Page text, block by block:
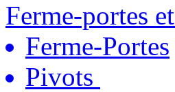
Ferme-portes
Ferme-Portes
Pivots